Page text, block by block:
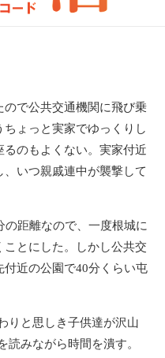
で公共交通機関に飛び乗
ょっと実家でゆっくりし
のもよくない。実家付近
いつ親戚連中が襲撃して
距離なので、一度根城に
とにした。しかし公共交
近の公園で40分くらい屯
りと思しき子供達が沢山
読みながら時間を潰す。